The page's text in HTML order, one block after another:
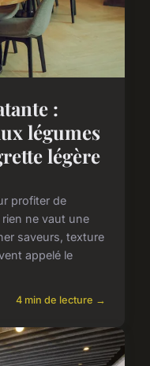
:
légumes
légère
profiter de
ne vaut une
saveurs, texture
appelé le
4 min de lecture →